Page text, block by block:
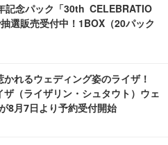
記念パック「30th CELEBRATIO
選販売受付中！1BOX（20パック
れるウェディング姿のライザ！
ザ（ライザリン・シュタウト）ウェ
8月7日より予約受付開始